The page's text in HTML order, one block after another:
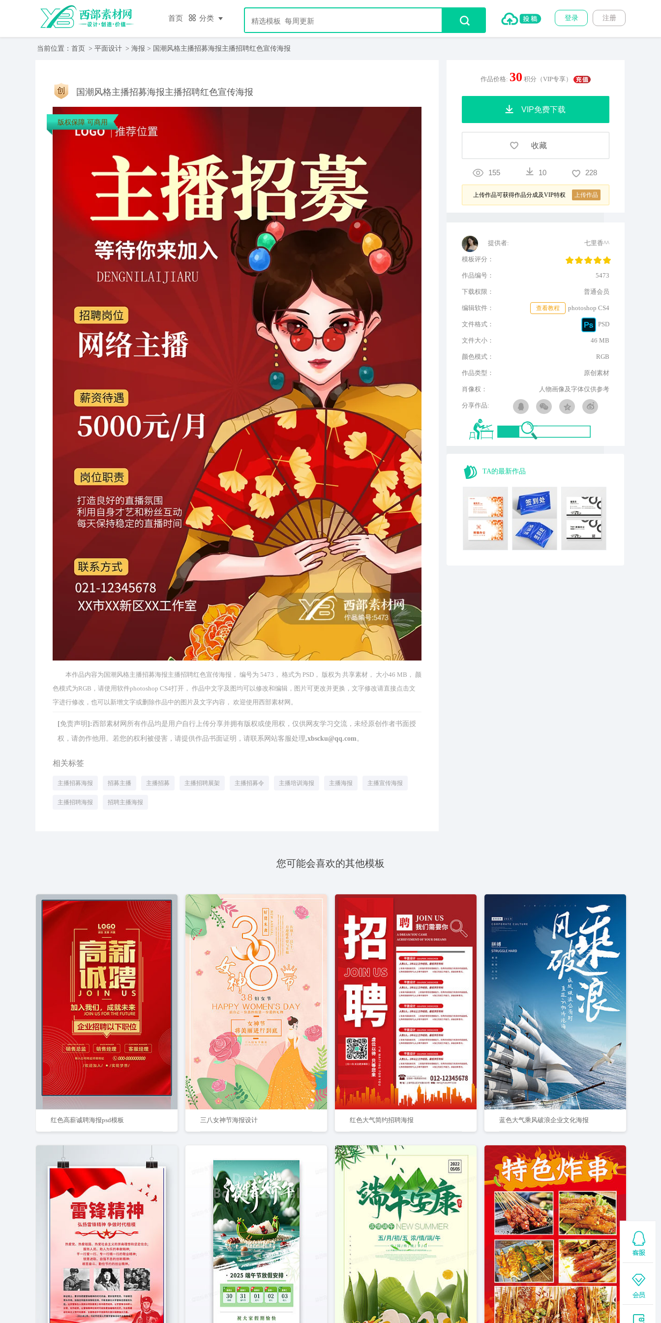
首页 分类 注册
登录
当前位置： 首页 > 平面设计 > 海报 > 国潮风格主播招募海报主播招聘红色宣传海报
国潮风格主播招募海报主播招聘红色宣传海报
版权保障 可商用
本作品内容为国潮风格主播招募海报主播招聘红色宣传海报， 编号为 5473， 格式为 PSD， 版权为 共享素材， 大小46 MB， 颜
色模式为RGB，请使用软件photoshop CS4打开， 作品中文字及图均可以修改和编辑，图片可更改并更换，文字修改请直接点击文
字进行修改，也可以新增文字或删除作品中的图片及文字内容， 欢迎使用西部素材网。
[免责声明]:西部素材网所有作品均是用户自行上传分享并拥有版权或使用权，仅供网友学习交流，未经原创作者书面授
权，请勿作他用。若您的权利被侵害，请提供作品书面证明，请联系网站客服处理,xbscku@qq.com。
相关标签
主播招募海报 招募主播 主播招募 主播招聘展架 主播招募令 主播培训海报 主播海报 主播宣传海报
主播招聘海报 招聘主播海报
作品价格: 30 积分（VIP专享）
VIP免费下载
收藏
155 10 228
上传作品可获得作品分成及VIP特权 上传作品
提供者: 七里香^^
模板评分：
作品编号： 5473
下载权限： 普通会员
编辑软件： photoshop CS4
查看教程
文件格式： PSD
文件大小： 46 MB
颜色模式： RGB
作品类型： 原创素材
肖像权： 人物画像及字体仅供参考
分享作品:
TA的最新作品
您可能会喜欢的其他模板
红色高薪诚聘海报psd模板 三八女神节海报设计 红色大气简约招聘海报 蓝色大气乘风破浪企业文化海报